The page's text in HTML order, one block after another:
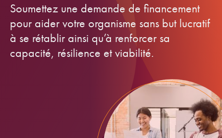
Soumettez une demande de financement
pour aider votre organisme sans but lucratif
à se rétablir ainsi qu’à renforcer sa
capacité, résilience et viabilité.